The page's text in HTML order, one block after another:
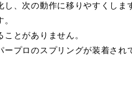
、次の動作に移りやすくしま
とがありません。
プロのスプリングが装着され